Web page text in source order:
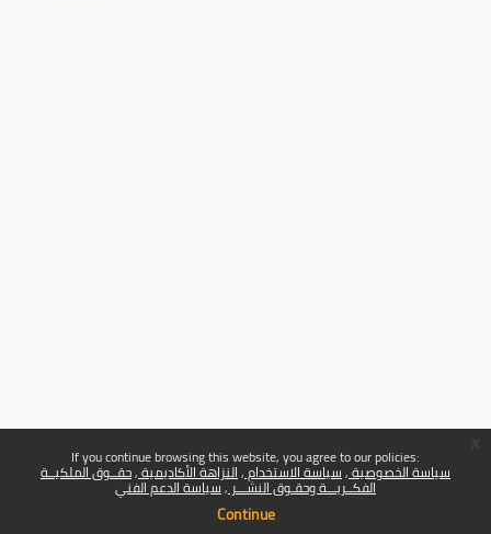
If you continue browsing this website, you agree to our policies:
سياسة الخصوصية سياسة الاستخدام النزاهة الأكاديمية حقــوق الملكيــة
الفكــريـــة وحقـوق النشـــر سياسة الدعم الفني
Continue